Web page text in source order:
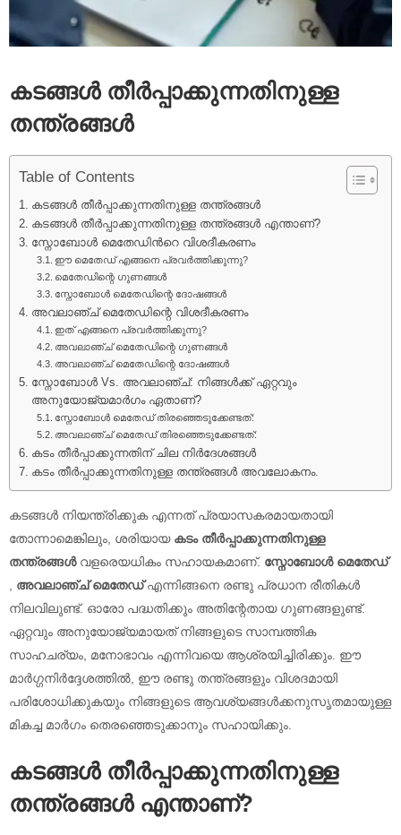
കടങ്ങൾ തീർപ്പാക്കുന്നതിനുള്ള
തന്ത്രങ്ങൾ
Table of Contents
കടങ്ങൾ തീർപ്പാക്കുന്നതിനുള്ള തന്ത്രങ്ങൾ
കടങ്ങൾ തീർപ്പാക്കുന്നതിനുള്ള തന്ത്രങ്ങൾ എന്താണ്?
സ്നോബോൾ മെതേഡിൻറെ വിശദീകരണം
ഈ മെതേഡ് എങ്ങനെ പ്രവർത്തിക്കുന്നു?
മെതേഡിന്റെ ഗുണങ്ങൾ
സ്നോബോൾ മെതേഡിന്റെ ദോഷങ്ങൾ
അവലാഞ്ച് മെതേഡിന്റെ വിശദീകരണം
ഇത് എങ്ങനെ പ്രവർത്തിക്കുന്നു?
അവലാഞ്ച് മെതേഡിന്റെ ഗുണങ്ങൾ
അവലാഞ്ച് മെതേഡിന്റെ ദോഷങ്ങൾ
സ്നോബോൾ Vs. അവലാഞ്ച്: നിങ്ങൾക്ക് ഏറ്റവും
അനുയോജ്യമാർഗം ഏതാണ്?
സ്നോബോൾ മെതേഡ് തിരഞ്ഞെടുക്കേണ്ടത്:
അവലാഞ്ച് മെതേഡ് തിരഞ്ഞെടുക്കേണ്ടത്:
കടം തീർപ്പാക്കുന്നതിന് ചില നിർദേശങ്ങൾ
കടം തീർപ്പാക്കുന്നതിനുള്ള തന്ത്രങ്ങൾ അവലോകനം.
കടങ്ങൾ നിയന്ത്രിക്കുക എന്നത് പ്രയാസകരമായതായി
തോന്നാമെങ്കിലും, ശരിയായ കടം തീർപ്പാക്കുന്നതിനുള്ള
തന്ത്രങ്ങൾവളരെയധികം സഹായകമാണ്. സ്നോബോൾ മെതേഡ്
, അവലാഞ്ച് മെതേഡ്എന്നിങ്ങനെ രണ്ടു പ്രധാന രീതികൾ
നിലവിലുണ്ട്. ഓരോ പദ്ധതിക്കും അതിന്റേതായ ഗുണങ്ങളുണ്ട്.
ഏറ്റവും അനുയോജ്യമായത് നിങ്ങളുടെ സാമ്പത്തിക
സാഹചര്യം, മനോഭാവം എന്നിവയെ ആശ്രയിച്ചിരിക്കും. ഈ
മാർഗ്ഗനിർദ്ദേശത്തിൽ, ഈ രണ്ടു തന്ത്രങ്ങളും വിശദമായി
പരിശോധിക്കുകയും നിങ്ങളുടെ ആവശ്യങ്ങൾക്കനുസൃതമായുള്ള
മികച്ച മാർഗം തെരഞ്ഞെടുക്കാനും സഹായിക്കും.
കടങ്ങൾതീർപ്പാക്കുന്നതിനുള്ള
തന്ത്രങ്ങൾ എന്താണ്?